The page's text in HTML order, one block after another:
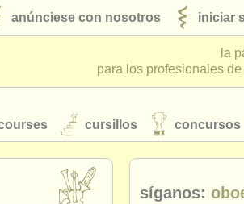
iniciar
anúnciese con nosotros
la
para los profesionales
cursillos concursos
síganos: